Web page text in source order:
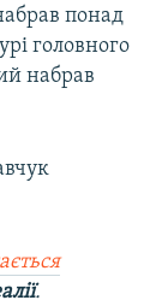
понад
головного
набрав
.